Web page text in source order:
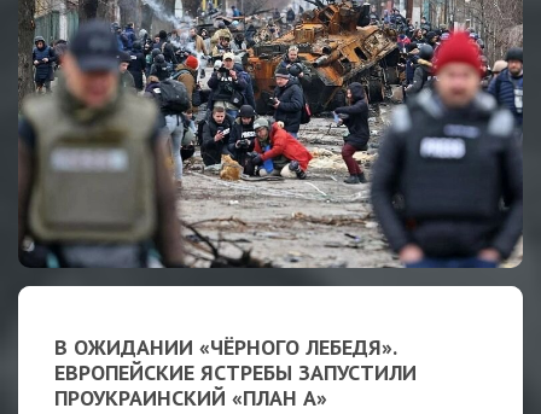
В ОЖИДАНИИ «ЧЁРНОГО ЛЕБЕДЯ».
ЕВРОПЕЙСКИЕ ЯСТРЕБЫ ЗАПУСТИЛИ
ПРОУКРАИНСКИЙ «ПЛАН А»